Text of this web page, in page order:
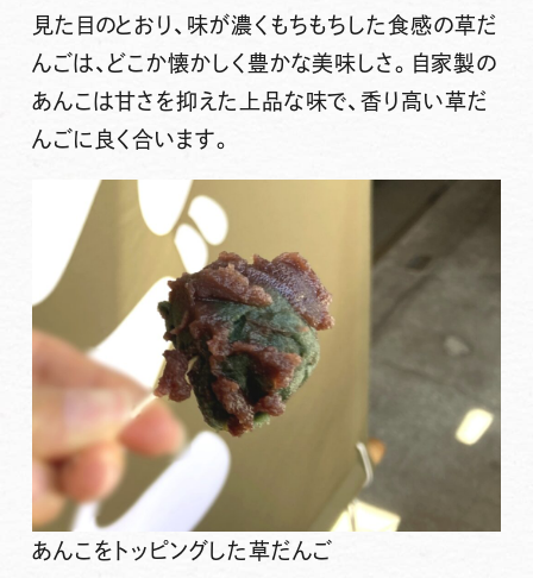
見た目のとおり、味が濃くもちもちした食感の草だ
んごは、どこか懐かしく豊かな美味しさ。自家製の
あんこは甘さを抑えた上品な味で、香り高い草だ
んごに良く合います。
あんこをトッピングした草だんご